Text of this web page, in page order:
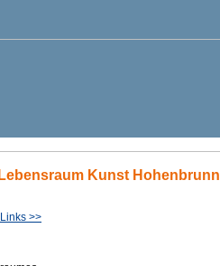
Kunst Hohenbrunn
>>